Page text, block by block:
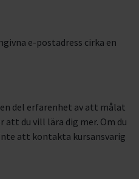
e-postadress cirka en
del erfarenhet av att målat
att du vill lära dig mer. Om du
att kontakta kursansvarig